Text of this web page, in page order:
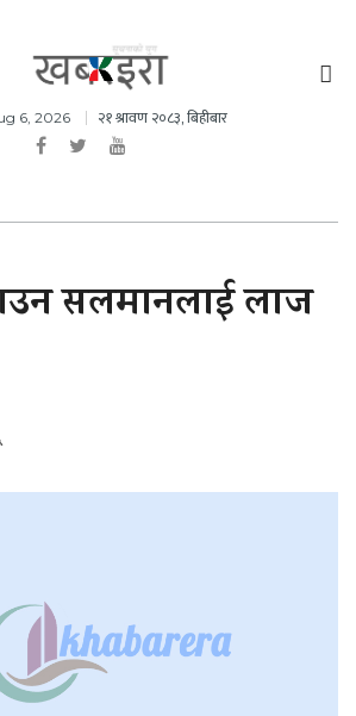
6, 2026 २१ श्रावण २०८३, बिहीबार
सलमानलाई लाज